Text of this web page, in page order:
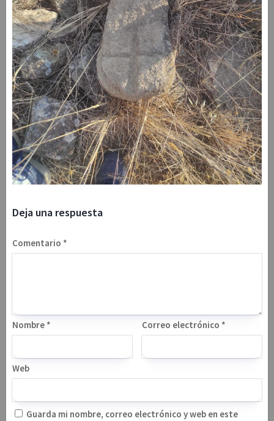
Deja una respuesta
Comentario *
Nombre * Correo electrónico *
Web
Guarda mi nombre, correo electrónico y web en este